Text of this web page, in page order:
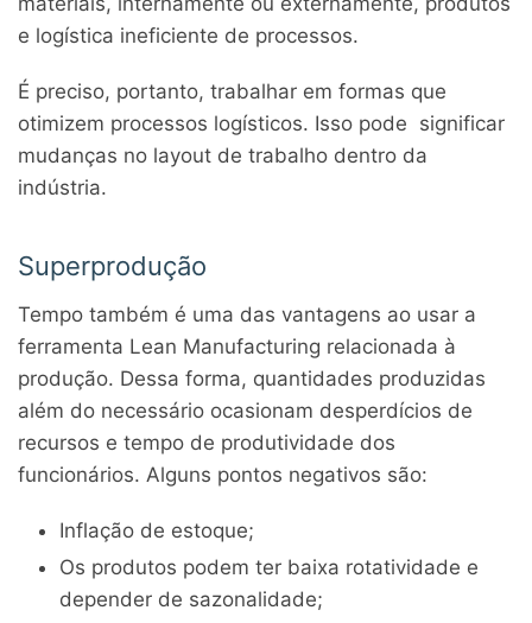
e logística ineficiente de processos.
É preciso, portanto, trabalhar em formas que
otimizem processos logísticos. Isso pode significar
mudanças no layout de trabalho dentro da
indústria.
Superprodução
Tempo também é uma das vantagens ao usar a
ferramenta Lean Manufacturing relacionada à
produção. Dessa forma, quantidades produzidas
além do necessário ocasionam desperdícios de
recursos e tempo de produtividade dos
funcionários. Alguns pontos negativos são:
Inflação de estoque;
Os produtos podem ter baixa rotatividade e
depender de sazonalidade;